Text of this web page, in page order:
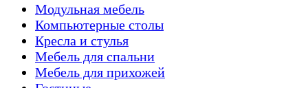
Модульная мебель
Компьютерные столы
Кресла и стулья
Мебель для спальни
Мебель для прихожей